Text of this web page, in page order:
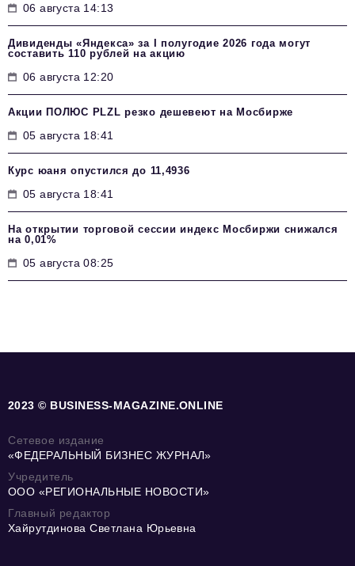
06 августа 14:13
Дивиденды «Яндекса» за I полугодие 2026 года могут
составить 110 рублей на акцию
06 августа 12:20
Акции ПОЛЮС PLZL резко дешевеют на Мосбирже
05 августа 18:41
Курс юаня опустился до 11,4936
05 августа 18:41
На открытии торговой сессии индекс Мосбиржи снижался
на 0,01%
05 августа 08:25
2023 © BUSINESS-MAGAZINE.ONLINE
Сетевое издание
«ФЕДЕРАЛЬНЫЙ БИЗНЕС ЖУРНАЛ»
Учредитель
ООО «РЕГИОНАЛЬНЫЕ НОВОСТИ»
Главный редактор
Хайрутдинова Светлана Юрьевна